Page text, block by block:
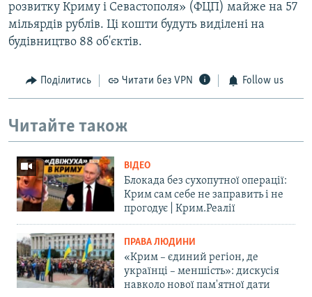
розвитку Криму і Севастополя» (ФЦП) майже на 57
мільярдів рублів. Ці кошти будуть виділені на
будівництво 88 об'єктів.
Поділитись Читати без VPN Follow us
Читайте також
ВІДЕО
Блокада без сухопутної операції:
Крим сам себе не заправить і не
прогодує | Крим.Реалії
ПРАВА ЛЮДИНИ
«Крим – єдиний регіон, де
українці – меншість»: дискусія
навколо нової пам'ятної дати